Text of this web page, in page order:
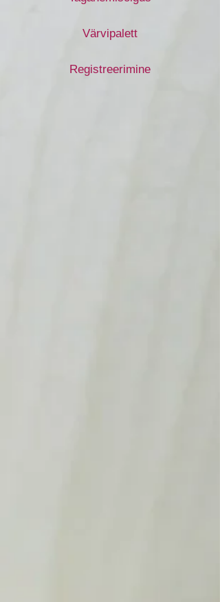
Värvipalett
Registreerimine